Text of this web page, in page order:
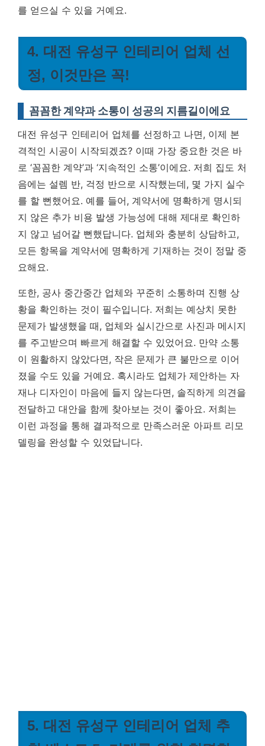
를 얻으실 수 있을 거예요.
4. 대전 유성구 인테리어 업체 선
정, 이것만은 꼭!
꼼꼼한 계약과 소통이 성공의 지름길이에요
대전 유성구 인테리어 업체를 선정하고 나면, 이제 본
격적인 시공이 시작되겠죠? 이때 가장 중요한 것은 바
로 ‘꼼꼼한 계약’과 ‘지속적인 소통’이에요. 저희 집도 처
음에는 설렘 반, 걱정 반으로 시작했는데, 몇 가지 실수
를 할 뻔했어요. 예를 들어, 계약서에 명확하게 명시되
지 않은 추가 비용 발생 가능성에 대해 제대로 확인하
지 않고 넘어갈 뻔했답니다. 업체와 충분히 상담하고,
모든 항목을 계약서에 명확하게 기재하는 것이 정말 중
요해요.
또한, 공사 중간중간 업체와 꾸준히 소통하며 진행 상
황을 확인하는 것이 필수입니다. 저희는 예상치 못한
문제가 발생했을 때, 업체와 실시간으로 사진과 메시지
를 주고받으며 빠르게 해결할 수 있었어요. 만약 소통
이 원활하지 않았다면, 작은 문제가 큰 불만으로 이어
졌을 수도 있을 거예요. 혹시라도 업체가 제안하는 자
재나 디자인이 마음에 들지 않는다면, 솔직하게 의견을
전달하고 대안을 함께 찾아보는 것이 좋아요. 저희는
이런 과정을 통해 결과적으로 만족스러운 아파트 리모
델링을 완성할 수 있었답니다.
5. 대전 유성구 인테리어 업체 추